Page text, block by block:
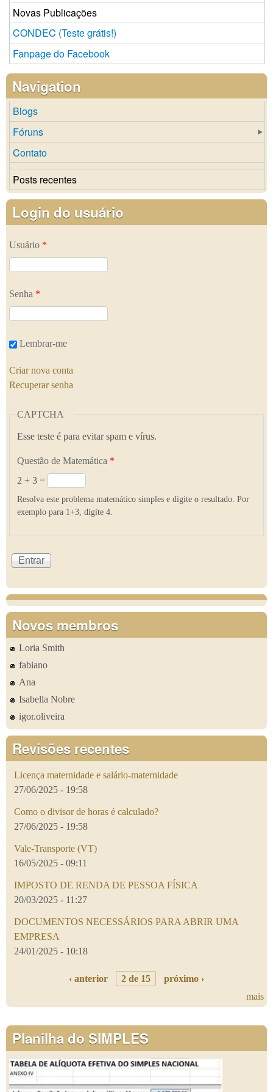
Novas Publicações
CONDEC (Teste grátis!)
Fanpage do Facebook
Navigation
Blogs
Fóruns
Contato
Posts recentes
Login do usuário
Usuário *
Senha *
Lembrar-me
Criar nova conta
Recuperar senha
CAPTCHA
Esse teste é para evitar spam e vírus.
Questão de Matemática *
2 + 3 =
Resolva este problema matemático simples e digite o resultado. Por
exemplo para 1+3, digite 4.
Novos membros
Loria Smith
fabiano
Ana
Isabella Nobre
igor.oliveira
Revisões recentes
Licença maternidade e salário-maternidade
27/06/2025 - 19:58
Como o divisor de horas é calculado?
27/06/2025 - 19:58
Vale-Transporte (VT)
16/05/2025 - 09:11
IMPOSTO DE RENDA DE PESSOA FÍSICA
20/03/2025 - 11:27
DOCUMENTOS NECESSÁRIOS PARA ABRIR UMA
EMPRESA
24/01/2025 - 10:18
‹ anterior 2 de 15
próximo ›
mais
Planilha do SIMPLES